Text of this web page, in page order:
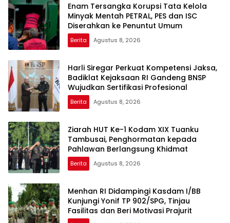
Enam Tersangka Korupsi Tata Kelola
Minyak Mentah PETRAL, PES dan ISC
Diserahkan ke Penuntut Umum
Berita Agustus 8, 2026
Harli Siregar Perkuat Kompetensi Jaksa,
Badiklat Kejaksaan RI Gandeng BNSP
Wujudkan Sertifikasi Profesional
Berita Agustus 8, 2026
Ziarah HUT Ke-1 Kodam XIX Tuanku
Tambusai, Penghormatan kepada
Pahlawan Berlangsung Khidmat
Berita Agustus 8, 2026
Menhan RI Didampingi Kasdam I/BB
Kunjungi Yonif TP 902/SPG, Tinjau
Fasilitas dan Beri Motivasi Prajurit